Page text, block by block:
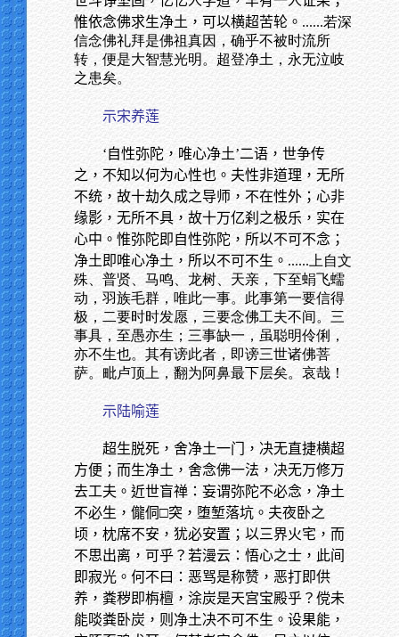
惟依念佛求生净土，可以横超苦轮。 ......若深
信念佛礼拜是佛祖真因，确乎不被时流所
转，便是大智慧光明。超登净土，永无泣岐
之患矣。
示宋养莲
‘自性弥陀，唯心净土’二语，世争传
之，不知以何为心性也。夫性非道理，无所
不统，故十劫久成之导师，不在性外；心非
缘影，无所不具，故十万亿刹之极乐，实在
心中。惟弥陀即自性弥陀，所以不可不念；
净土即唯心净土，所以不可不生。 ......上自文
殊、普贤、马鸣、龙树、天亲，下至蜎飞蠕
动，羽族毛群，唯此一事。此事第一要信得
极，二要时时发愿，三要念佛工夫不间。三
事具，至愚亦生；三事缺一，虽聪明伶俐，
亦不生也。其有谤此者，即谤三世诸佛菩
萨。毗卢顶上，翻为阿鼻最下层矣。哀哉！
示陆喻莲
超生脱死，舍净土一门，决无直捷横超
方便；而生净土，舍念佛一法，决无万修万
去工夫。近世盲禅：妄谓弥陀不必念，净土
不必生，儱侗□突，堕堑落坑。夫夜卧之
顷，枕席不安，犹必安置；以三界火宅，而
不思出离，可乎？若漫云：悟心之士，此间
即寂光。何不曰：恶骂是称赞，恶打即供
养，粪秽即栴檀，涂炭是天宫宝殿乎？傥未
能啖粪卧炭，则净土决不可不生。设果能，